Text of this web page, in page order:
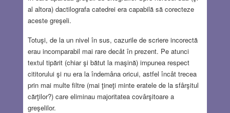
al altora) dactilografa catedrei era capabilă să corecteze
aceste greşeli.
Totuşi, de la un nivel în sus, cazurile de scriere incorectă
erau incomparabil mai rare decât în prezent. Pe atunci
textul tipărit (chiar şi bătut la maşină) impunea respect
cititorului şi nu era la îndemâna oricui, astfel încât trecea
prin mai multe filtre (mai ţineţi minte eratele de la sfârşitul
cărţilor?) care eliminau majoritatea covârşitoare a
greşelilor.